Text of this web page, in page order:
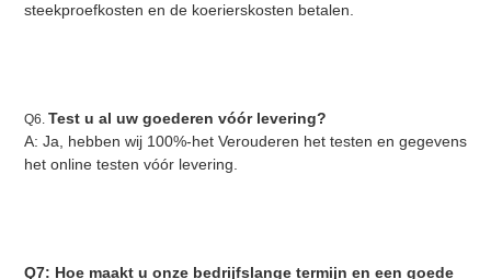
steekproefkosten en de koerierskosten betalen.
Q6. Test u al uw goederen vóór levering?
A: Ja, hebben wij 100%-het Verouderen het testen en gegevens
het online testen vóór levering.
Q7: Hoe maakt u onze bedrijfslange termijn en een goede